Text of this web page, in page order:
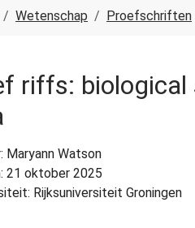
Wetenschap Proefschriften
riffs:
Maryann Watson
21 oktober 2025
Rijksuniversiteit Groningen